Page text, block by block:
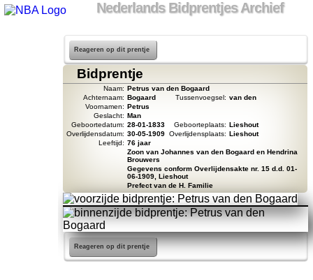
Nederlands Bidprentjes Archief
Reageren op dit prentje
Bidprentje
Naam: Petrus van den Bogaard
Achternaam: Bogaard Tussenvoegsel: van den
Voornamen: Petrus
Geslacht: Man
Geboortedatum: 28-01-1833 Geboorteplaats: Lieshout
Overlijdensdatum: 30-05-1909 Overlijdensplaats: Lieshout
Leeftijd: 76 jaar
Zoon van Johannes van den Bogaard en Hendrina
Brouwers
Gegevens conform Overlijdensakte nr. 15 d.d. 01-
06-1909, Lieshout
Prefect van de H. Familie
Reageren op dit prentje